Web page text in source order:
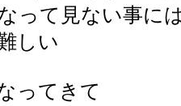
って見ない事に
しい
ってきて